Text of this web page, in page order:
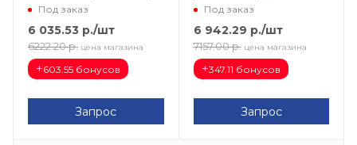
универс. опал с БАП 1,5
часа AL2118 48295
Под заказ
6 035.53 р./шт
6222.20 р. цена магазина
+603.55 бонусов
Запрос
пост. LDPA3-3000-3-20-
Под заказ
6 942.29 р./шт
7157.00 р. цена магазина
+347.11 бонусов
Запрос